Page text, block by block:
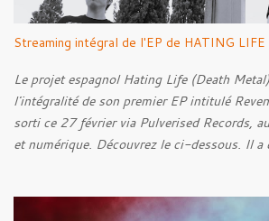
Streaming intégral de l'EP de HATING LIFE
Le projet espagnol Hating Life (Death
l'intégralité de son premier EP intitulé
sorti ce 27 février via Pulverised Records,
et numérique. Découvrez le ci-dessous. Il a
Rebellion Against The Vile 05. Revenge